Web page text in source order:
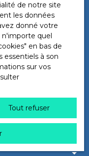
bien
recherche
de notre site
les données
donné votre
n'importe quel
en bas de
essentiels à son
sur vos
Tout refuser